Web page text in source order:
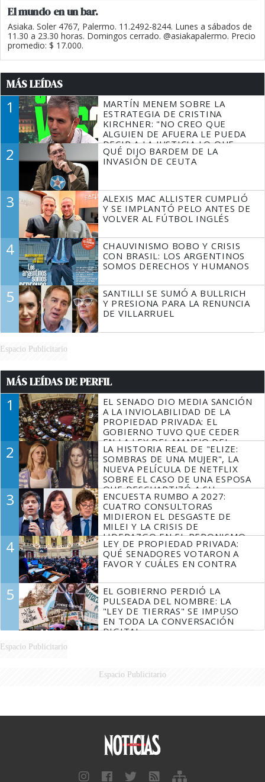
El mundo en un bar.
Asiaka. Soler 4767, Palermo. 11.2492-8244. Lunes a sábados de
11.30 a 23.30 horas. Domingos cerrado. @asiakapalermo. Precio
promedio: $ 17.000.
MÁS LEÍDAS
1
MARTÍN MENEM SOBRE LA
ESTRATEGIA DE CRISTINA
KIRCHNER: "NO CREO QUE
ALGUIEN DE AFUERA LE PUEDA
DECIR A LA JUSTICIA LO QUE
TIENE QUE HACER"
2
QUÉ DIJO BARDEM DE LA
INVASIÓN DE CEUTA
3
ALEXIS MAC ALLISTER CUMPLIÓ
Y SE IMPLANTÓ PELO ANTES DE
VOLVER AL FÚTBOL INGLÉS
4
CHAUVINISMO BOBO Y CRISIS
CON BRASIL: LOS ARGENTINOS
SOMOS DERECHOS Y HUMANOS
5
SANTILLI SE SUMÓ A BULLRICH
Y PRESIONA PARA LA RENUNCIA
DE VILLARRUEL
Espacio Publicitario
MÁS LEÍDAS DE PERFIL
1
EL SENADO DIO MEDIA SANCIÓN
A LA INVIOLABILIDAD DE LA
PROPIEDAD PRIVADA: EL
GOBIERNO TUVO QUE CEDER
EN LA LEY DEL MANEJO DEL
FUEGO
2
LA HISTORIA REAL DE "ELIZE:
SOMBRAS DE UNA MUJER", LA
NUEVA PELÍCULA DE NETFLIX
SOBRE EL CASO DE UNA ESPOSA
QUE DESCUARTIZÓ A SU
MARIDO
3
ENCUESTA RUMBO A 2027:
CUATRO CONSULTORAS
MIDIERON EL DESGASTE DE
MILEI Y LA CRISIS DE
LIDERAZGO EN EL PERONISMO
4
LEY DE PROPIEDAD PRIVADA:
QUÉ SENADORES VOTARON A
FAVOR Y CUÁLES EN CONTRA
5
EL GOBIERNO PERDIÓ LA
PULSEADA DEL NOMBRE: LA
"LEY DE TIERRAS" SE IMPUSO
EN TODA LA CONVERSACIÓN
DIGITAL
Espacio Publicitario
Espacio Publicitario